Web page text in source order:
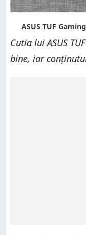
Cutia lui ASUS
bine, iar